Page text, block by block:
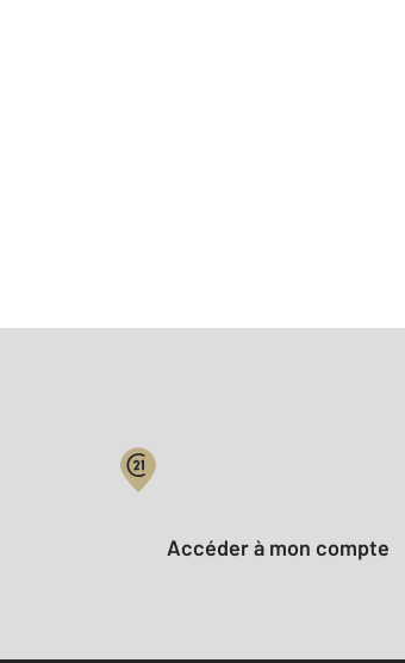
Votre compte :
Accéder à mon compte